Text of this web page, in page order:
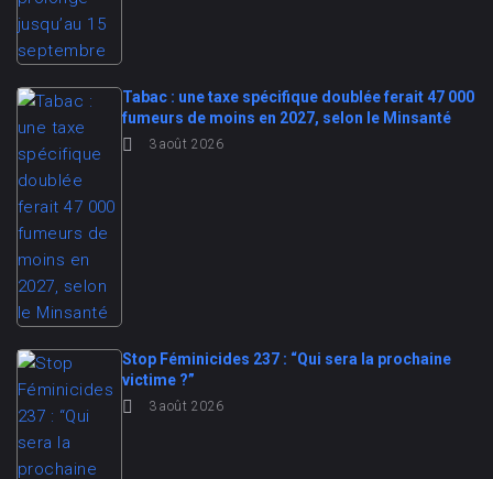
Tabac : une taxe spécifique doublée ferait 47 000
fumeurs de moins en 2027, selon le Minsanté
3 août 2026
Stop Féminicides 237 : “Qui sera la prochaine
victime ?”
3 août 2026